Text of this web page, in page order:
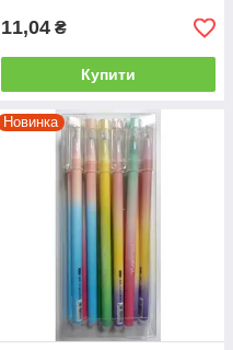
11,04 ₴
Купити
Новинка